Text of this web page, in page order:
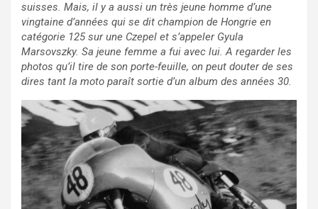
suisses. Mais, il y a aussi un très jeune homme d’une
vingtaine d’années qui se dit champion de Hongrie en
catégorie 125 sur une Czepel et s’appeler Gyula
Marsovszky. Sa jeune femme a fui avec lui. A regarder les
photos qu’il tire de son porte-feuille, on peut douter de ses
dires tant la moto paraît sortie d’un album des années 30.